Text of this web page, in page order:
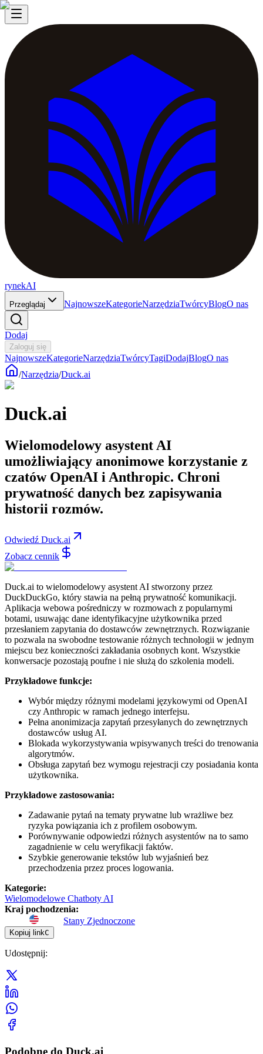
rynekAI
Przeglądaj NajnowszeKategorieNarzędziaTwórcyBlogO nas
Dodaj
Zaloguj się
NajnowszeKategorieNarzędziaTwórcyTagiDodajBlogO nas
/Narzędzia/Duck.ai
Duck.ai
Wielomodelowy asystent AI
umożliwiający anonimowe korzystanie z
czatów OpenAI i Anthropic. Chroni
prywatność danych bez zapisywania
historii rozmów.
Odwiedź Duck.ai
Zobacz cennik
Duck.ai to wielomodelowy asystent AI stworzony przez
DuckDuckGo, który stawia na pełną prywatność komunikacji.
Aplikacja webowa pośredniczy w rozmowach z popularnymi
botami, usuwając dane identyfikacyjne użytkownika przed
przesłaniem zapytania do dostawców zewnętrznych. Rozwiązanie
to pozwala na swobodne testowanie różnych technologii w jednym
miejscu bez konieczności zakładania osobnych kont. Wszystkie
konwersacje pozostają poufne i nie służą do szkolenia modeli.
Przykładowe funkcje:
Wybór między różnymi modelami językowymi od OpenAI
czy Anthropic w ramach jednego interfejsu.
Pełna anonimizacja zapytań przesyłanych do zewnętrznych
dostawców usług AI.
Blokada wykorzystywania wpisywanych treści do trenowania
algorytmów.
Obsługa zapytań bez wymogu rejestracji czy posiadania konta
użytkownika.
Przykładowe zastosowania:
Zadawanie pytań na tematy prywatne lub wrażliwe bez
ryzyka powiązania ich z profilem osobowym.
Porównywanie odpowiedzi różnych asystentów na to samo
zagadnienie w celu weryfikacji faktów.
Szybkie generowanie tekstów lub wyjaśnień bez
przechodzenia przez proces logowania.
Kategorie:
Wielomodelowe Chatboty AI
Kraj pochodzenia:
Stany Zjednoczone
Kopiuj linkC
Udostępnij:
Podobne do Duck.ai